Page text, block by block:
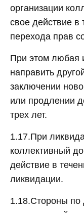
организации
свое действие в
перехода прав
При этом любая
направить
заключении
или продлении
трех лет.
1.17.При
коллективный
действие в
ликвидации.
1.18.Стороны по